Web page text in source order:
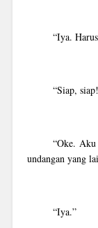
“Iya.
“Siap,
“Oke.
undangan yang
“Iya.”